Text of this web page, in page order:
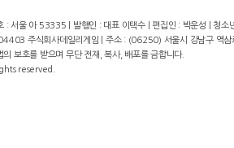
: 서울 아 53335 | 발행인 : 대표 이택수 | 편집인 : 박운성 |
주식회사데일리게임 | 주소 : (06250) 서울시 강남구
보호를 받으며 무단 전재, 복사, 배포를 금합니다.
reserved.